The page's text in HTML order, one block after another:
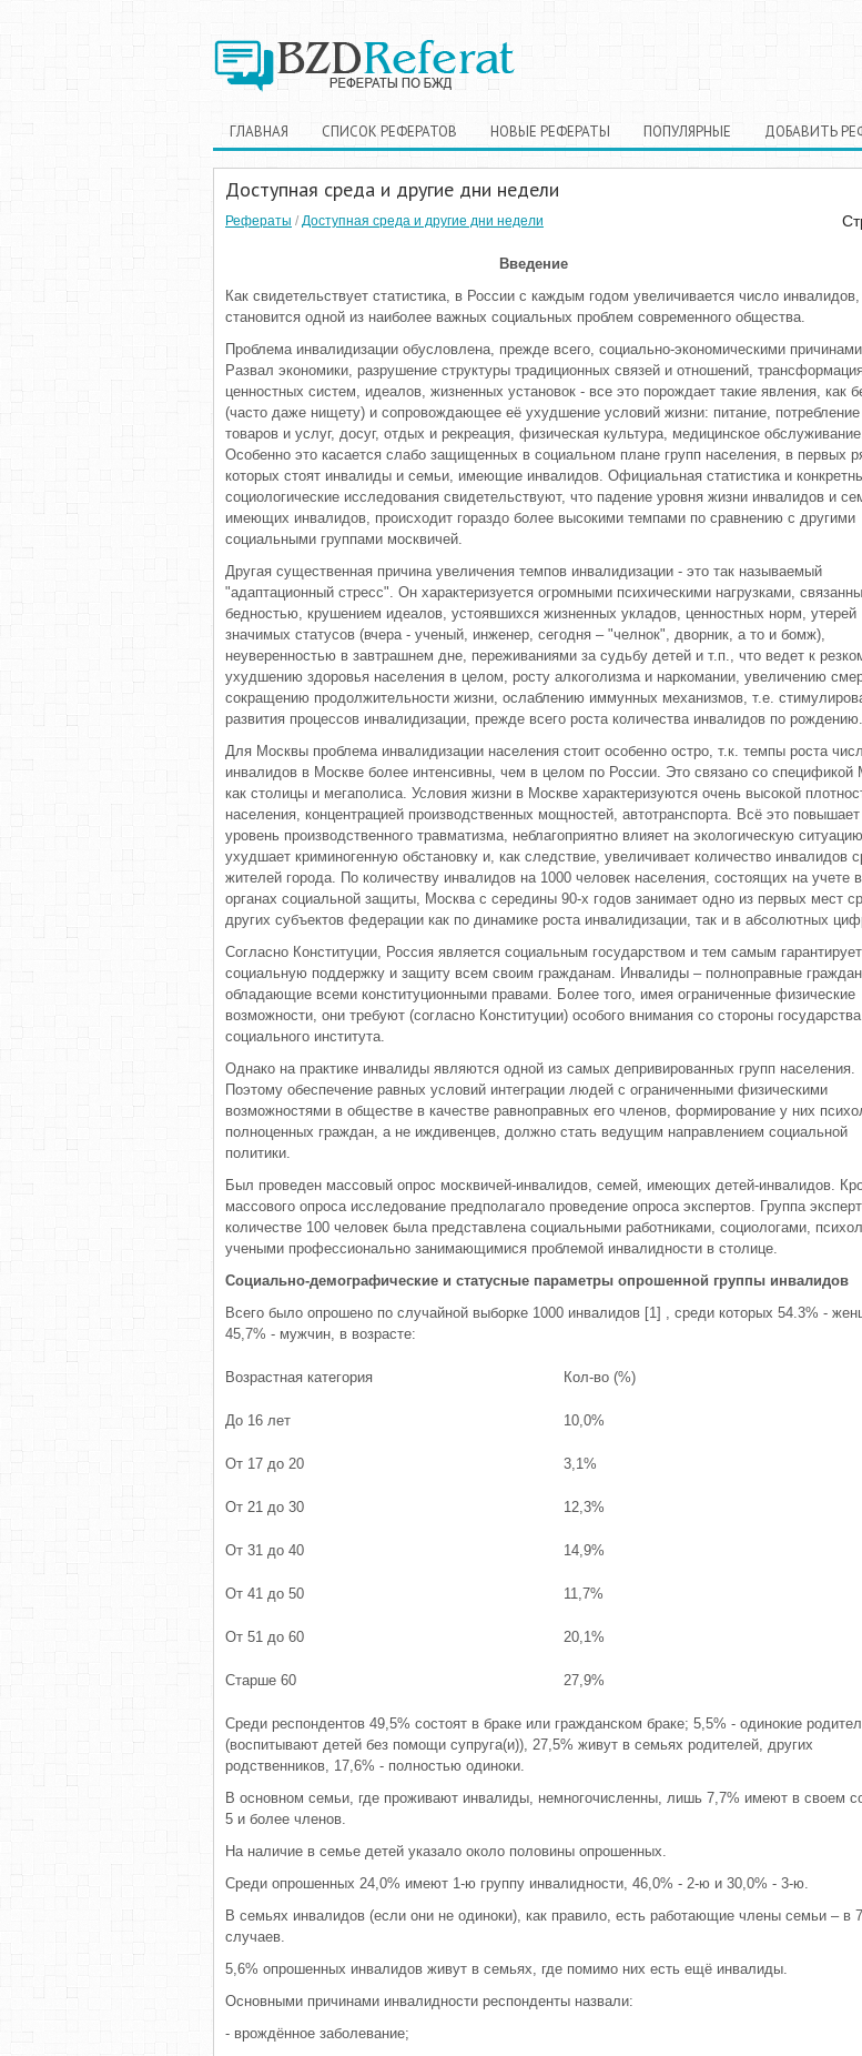
ГЛАВНАЯ СПИСОК РЕФЕРАТОВ НОВЫЕ РЕФЕРАТЫ ПОПУЛЯРНЫЕ ДОБАВИТЬ
Доступная среда и другие дни недели
Рефераты / Доступная среда и другие дни недели
Введение
Как свидетельствует статистика, в России с каждым годом увеличивается число инвалидов,
становится одной из наиболее важных социальных проблем современного общества.
Проблема инвалидизации обусловлена, прежде всего, социально-экономическими
Развал экономики, разрушение структуры традиционных связей и отношений,
ценностных систем, идеалов, жизненных установок - все это порождает такие явления, как
(часто даже нищету) и сопровождающее её ухудшение условий жизни: питание, потребление
товаров и услуг, досуг, отдых и рекреация, физическая культура, медицинское
Особенно это касается слабо защищенных в социальном плане групп населения, в первых
которых стоят инвалиды и семьи, имеющие инвалидов. Официальная статистика и
социологические исследования свидетельствуют, что падение уровня жизни инвалидов и
имеющих инвалидов, происходит гораздо более высокими темпами по сравнению с другими
социальными группами москвичей.
Другая существенная причина увеличения темпов инвалидизации - это так называемый
"адаптационный стресс". Он характеризуется огромными психическими нагрузками,
бедностью, крушением идеалов, устоявшихся жизненных укладов, ценностных норм, утерей
значимых статусов (вчера - ученый, инженер, сегодня – "челнок", дворник, а то и бомж),
неуверенностью в завтрашнем дне, переживаниями за судьбу детей и т.п., что ведет к
ухудшению здоровья населения в целом, росту алкоголизма и наркомании, увеличению
сокращению продолжительности жизни, ослаблению иммунных механизмов, т.е.
развития процессов инвалидизации, прежде всего роста количества инвалидов по рождению.
Для Москвы проблема инвалидизации населения стоит особенно остро, т.к. темпы роста
инвалидов в Москве более интенсивны, чем в целом по России. Это связано со спецификой
как столицы и мегаполиса. Условия жизни в Москве характеризуются очень высокой
населения, концентрацией производственных мощностей, автотранспорта. Всё это повышает
уровень производственного травматизма, неблагоприятно влияет на экологическую
ухудшает криминогенную обстановку и, как следствие, увеличивает количество инвалидов
жителей города. По количеству инвалидов на 1000 человек населения, состоящих на учете в
органах социальной защиты, Москва с середины 90-х годов занимает одно из первых мест
других субъектов федерации как по динамике роста инвалидизации, так и в абсолютных
Согласно Конституции, Россия является социальным государством и тем самым гарантирует
социальную поддержку и защиту всем своим гражданам. Инвалиды – полноправные
обладающие всеми конституционными правами. Более того, имея ограниченные физические
возможности, они требуют (согласно Конституции) особого внимания со стороны
социального института.
Однако на практике инвалиды являются одной из самых депривированных групп населения.
Поэтому обеспечение равных условий интеграции людей с ограниченными физическими
возможностями в обществе в качестве равноправных его членов, формирование у них
полноценных граждан, а не иждивенцев, должно стать ведущим направлением социальной
политики.
Был проведен массовый опрос москвичей-инвалидов, семей, имеющих детей-инвалидов.
массового опроса исследование предполагало проведение опроса экспертов. Группа
количестве 100 человек была представлена социальными работниками, социологами,
учеными профессионально занимающимися проблемой инвалидности в столице.
Социально-демографические и статусные параметры опрошенной группы инвалидов
Всего было опрошено по случайной выборке 1000 инвалидов [1] , среди которых 54.3% -
45,7% - мужчин, в возрасте:
Возрастная категория Кол-во (%)
До 16 лет 10,0%
От 17 до 20 3,1%
От 21 до 30 12,3%
От 31 до 40 14,9%
От 41 до 50 11,7%
От 51 до 60 20,1%
Старше 60 27,9%
Среди респондентов 49,5% состоят в браке или гражданском браке; 5,5% - одинокие
(воспитывают детей без помощи супруга(и)), 27,5% живут в семьях родителей, других
родственников, 17,6% - полностью одиноки.
В основном семьи, где проживают инвалиды, немногочисленны, лишь 7,7% имеют в своем
5 и более членов.
На наличие в семье детей указало около половины опрошенных.
Среди опрошенных 24,0% имеют 1-ю группу инвалидности, 46,0% - 2-ю и 30,0% - 3-ю.
В семьях инвалидов (если они не одиноки), как правило, есть работающие члены семьи – в
случаев.
5,6% опрошенных инвалидов живут в семьях, где помимо них есть ещё инвалиды.
Основными причинами инвалидности респонденты назвали:
- врождённое заболевание;